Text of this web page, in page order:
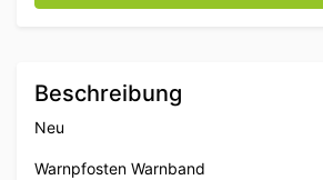
Beschreibung
Neu
Warnpfosten Warnband